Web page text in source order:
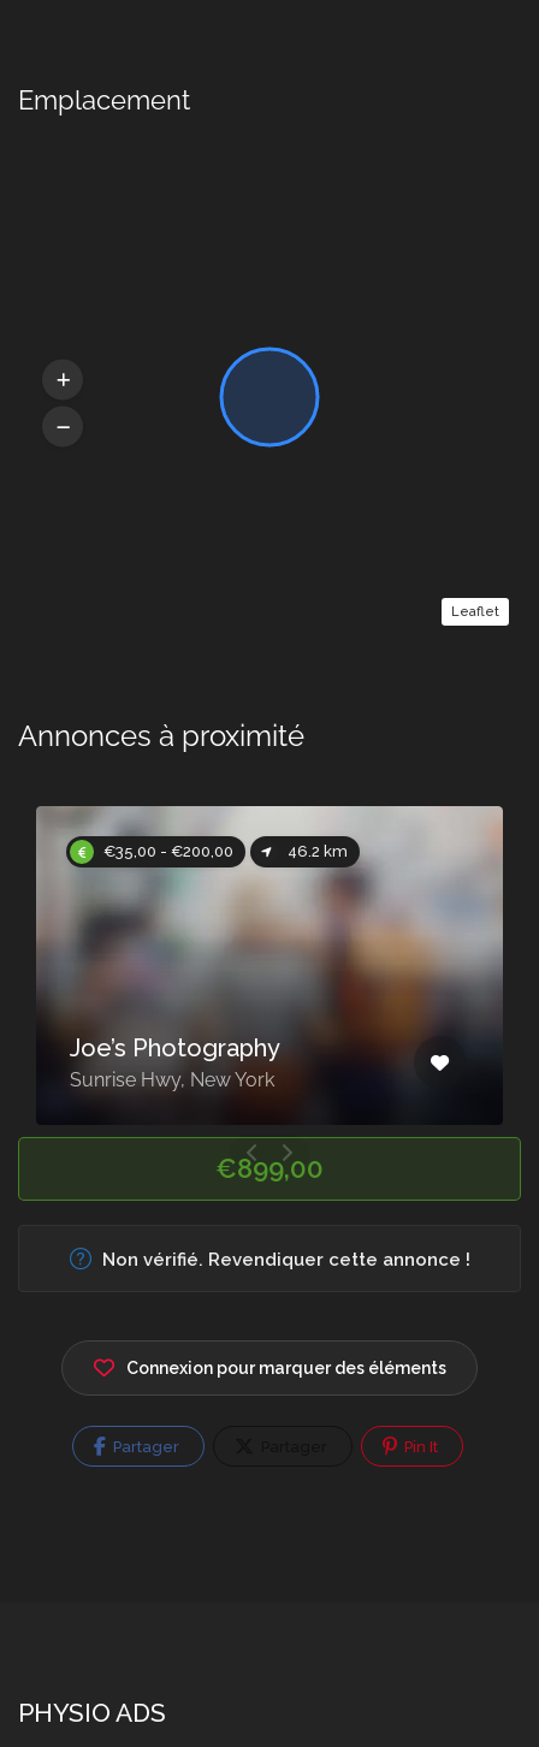
Emplacement
Leaflet
Annonces à proximité
€35,00 - €200,00 46.2 km
Joe’s Photography
Sunrise Hwy, New York
€899,00
Non vérifié. Revendiquer cette annonce !
Connexion pour marquer des éléments
Partager Pin It
PHYSIO ADS